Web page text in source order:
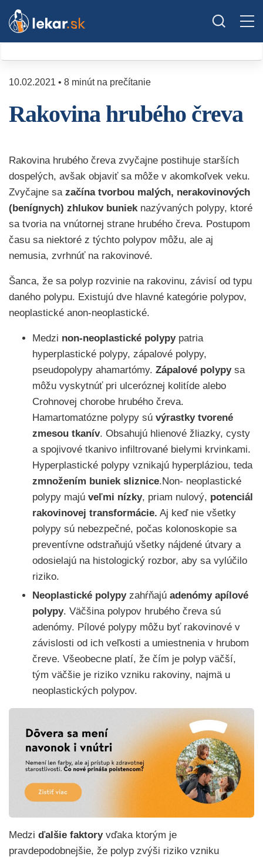
10.02.2021 • 8 minút na prečítanie
Rakovina hrubého čreva
Rakovina hrubého čreva zvyčajne postihuje starších
dospelých, avšak objaviť sa môže v akomkoľvek veku.
Zvyčajne sazačína tvorbou malých, nerakovinových
(benígnych) zhlukov bunieknazývaných polypy, ktoré
sa tvoria na vnútornej strane hrubého čreva. Postupom
času sa niektoré z týchto polypov môžu, ale aj
nemusia, zvrhnúť na rakovinové.
Šanca, že sa polyp rozvinie na rakovinu, závisí od typu
daného polypu. Existujú dve hlavné kategórie polypov,
neoplastické anon-neoplastické.
Medzi non-neoplastické polypypatria
hyperplastické polypy, zápalové polypy,
pseudopolypy ahamartómy. Zápalové polypysa
môžu vyskytnúť pri ulceróznej kolitíde alebo
Crohnovej chorobe hrubého čreva.
Hamartomatózne polypy sú výrastky tvorené
zmesou tkanív. Obsahujú hlienové žliazky, cysty
a spojivové tkanivo infiltrované bielymi krvinkami.
Hyperplastické polypy vznikajú hyperpláziou, teda
zmnožením buniek sliznice.Non- neoplastické
polypy majú veľmi nízky, priam nulový, potenciál
rakovinovej transformácie. Aj keď nie všetky
polypy sú nebezpečné, počas kolonoskopie sa
preventívne odstraňujú všetky nájdené útvary a
odosielajú na histologický rozbor, aby sa vylúčilo
riziko.
Neoplastické polypyzahŕňajú adenómy apílové
polypy. Väčšina polypov hrubého čreva sú
adenómy. Pílové polypy môžu byť rakovinové v
závislosti od ich veľkosti a umiestnenia v hrubom
čreve. Všeobecne platí, že čím je polyp väčší,
tým väčšie je riziko vzniku rakoviny, najmä u
neoplastických polypov.
Medzi ďalšie faktoryvďaka ktorým je
pravdepodobnejšie, že polyp zvýši riziko vzniku